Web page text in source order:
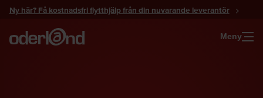
Gå
innehåll
Ny här? Få kostnadsfri flytthjälp från din nuvarande leverantör
Meny